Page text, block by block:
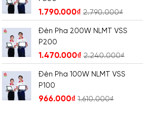
1.790.000₫ 2.790.000₫
Đèn Pha 200W NLMT VSS
P200
1.470.000₫ 2.240.000₫
Đèn Pha 100W NLMT VSS
P100
966.000₫ 1.610.000₫